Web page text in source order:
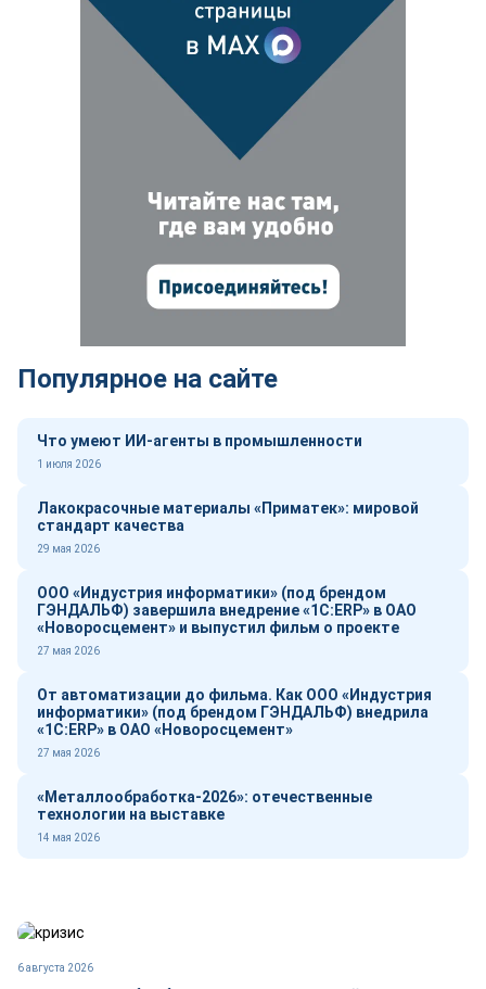
Популярное на сайте
Что умеют ИИ-агенты в промышленности
1 июля 2026
Лакокрасочные материалы «Приматек»: мировой
стандарт качества
29 мая 2026
ООО «Индустрия информатики» (под брендом
ГЭНДАЛЬФ) завершила внедрение «1С:ERP» в ОАО
«Новоросцемент» и выпустил фильм о проекте
27 мая 2026
От автоматизации до фильма. Как ООО «Индустрия
информатики» (под брендом ГЭНДАЛЬФ) внедрила
«1С:ERP» в ОАО «Новоросцемент»
27 мая 2026
«Металлообработка-2026»: отечественные
технологии на выставке
14 мая 2026
6 августа 2026